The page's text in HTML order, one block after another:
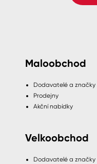
Maloobchod
Dodavatelé a značky
Prodejny
Akční nabídky
Velkoobchod
Dodavatelé a značky